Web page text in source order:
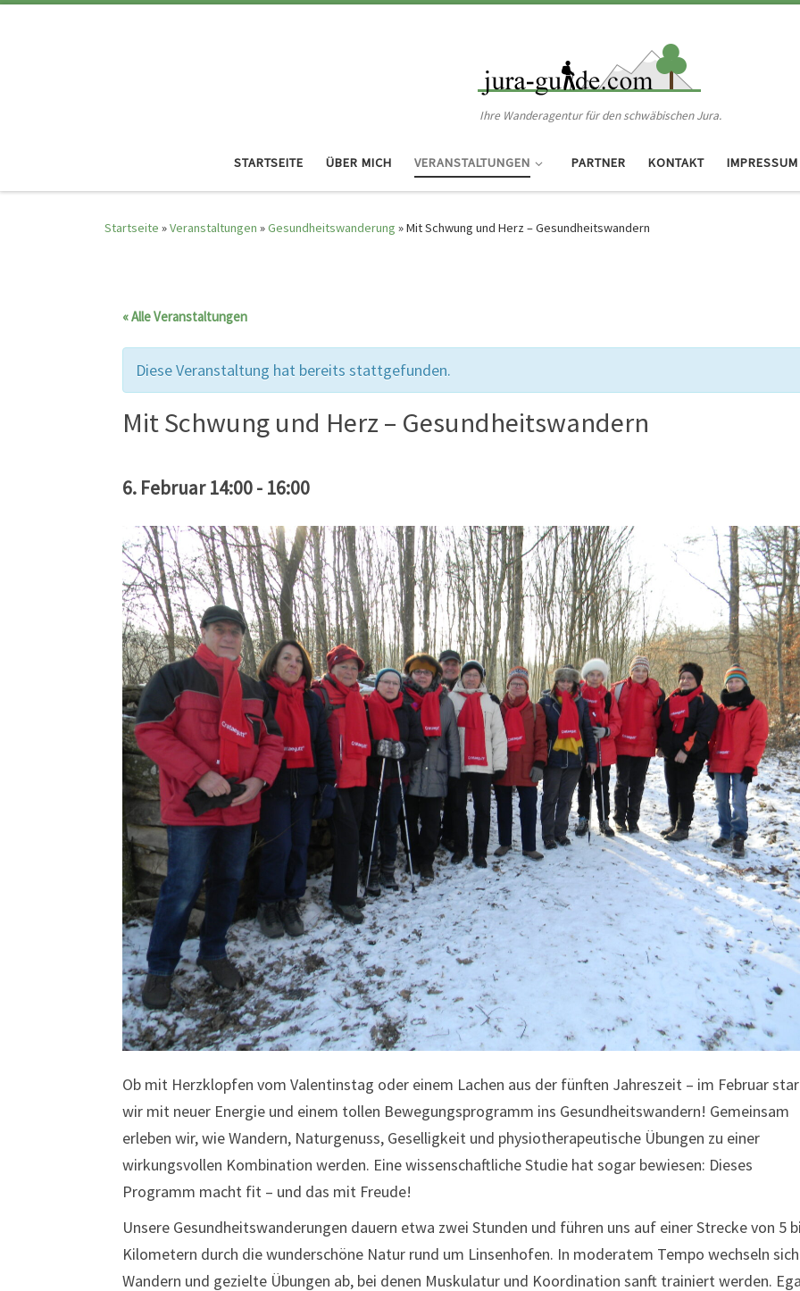
Ihre Wanderagentur für den schwäbischen Jura.
STARTSEITE ÜBER MICH VERANSTALTUNGEN PARTNER KONTAKT
Startseite »Veranstaltungen »Gesundheitswanderung »Mit Schwung und Herz – Gesundheitswandern
« Alle Veranstaltungen
Diese Veranstaltung hat bereits stattgefunden.
Mit Schwung und Herz – Gesundheitswandern
6. Februar 14:00- 16:00
Ob mit Herzklopfen vom Valentinstag oder einem Lachen aus der fünften Jahreszeit – im Februar
wir mit neuer Energie und einem tollen Bewegungsprogramm ins Gesundheitswandern! Gemeinsam
erleben wir, wie Wandern, Naturgenuss, Geselligkeit und physiotherapeutische Übungen zu einer
wirkungsvollen Kombination werden. Eine wissenschaftliche Studie hat sogar bewiesen: Dieses
Programm macht fit – und das mit Freude!
Unsere Gesundheitswanderungen dauern etwa zwei Stunden und führen uns auf einer Strecke von 5
Kilometern durch die wunderschöne Natur rund um Linsenhofen. In moderatem Tempo wechseln sich
Wandern und gezielte Übungen ab, bei denen Muskulatur und Koordination sanft trainiert werden.